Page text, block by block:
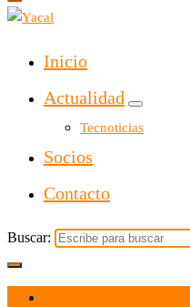
Yacal micro hosting
Inicio
Actualidad
Tecnoticias
Socios
Contacto
Buscar: